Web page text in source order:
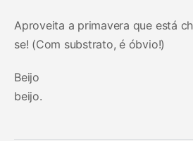
Aproveita a primavera que está
se! (Com substrato, é óbvio!)
Beijo